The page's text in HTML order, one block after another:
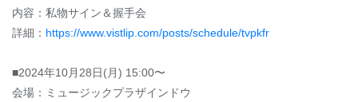
内容：私物サイン＆握手会
詳細： https://www.vistlip.com/posts/schedule/tvpkfr
■2024年10月28日(月) 15:00〜
会場：ミュージックプラザインドウ